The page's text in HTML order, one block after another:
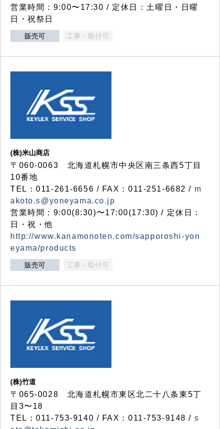
営業時間：9:00〜17:30 / 定休日：土曜日・日曜
日・祝祭日
販売可 工事・取付可
(株)米山商店
〒060-0063 北海道札幌市中央区南三条西5丁目
10番地
TEL：011-261-6656 / FAX：011-251-6682 / m
akoto.s@yoneyama.co.jp
営業時間：9:00(8:30)〜17:00(17:30) / 定休日：
日・祝・他
http://www.kanamonoten.com/sapporoshi-yon
eyama/products
販売可 工事・取付可
(株)竹道
〒065-0028 北海道札幌市東区北二十八条東5丁
目3〜18
TEL：011-753-9140 / FAX：011-753-9148 / s